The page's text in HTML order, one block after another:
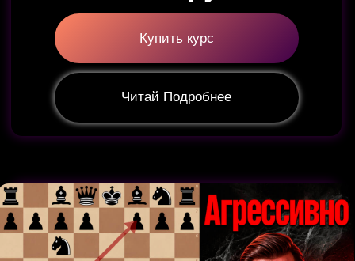
Политика конфиденциальности